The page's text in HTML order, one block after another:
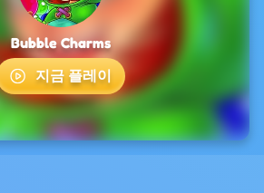
Bubble Charms
지금 플레이